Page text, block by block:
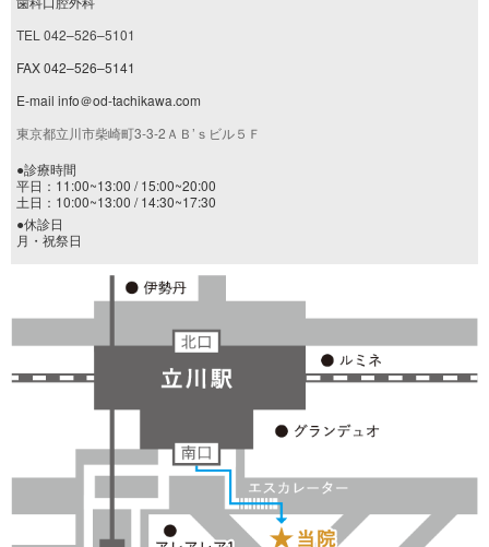
TEL 042–526–5101
FAX 042–526–5141
E-mail info＠od-tachikawa.com
東京都立川市柴崎町3-3-2ＡＢ’ｓビル５Ｆ
●診療時間
平日：11:00~13:00 / 15:00~20:00
土日：10:00~13:00 / 14:30~17:30
●休診日
月・祝祭日